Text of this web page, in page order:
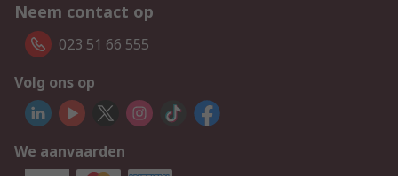
Neem contact op
023 51 66 555
Volg ons op
We aanvaarden